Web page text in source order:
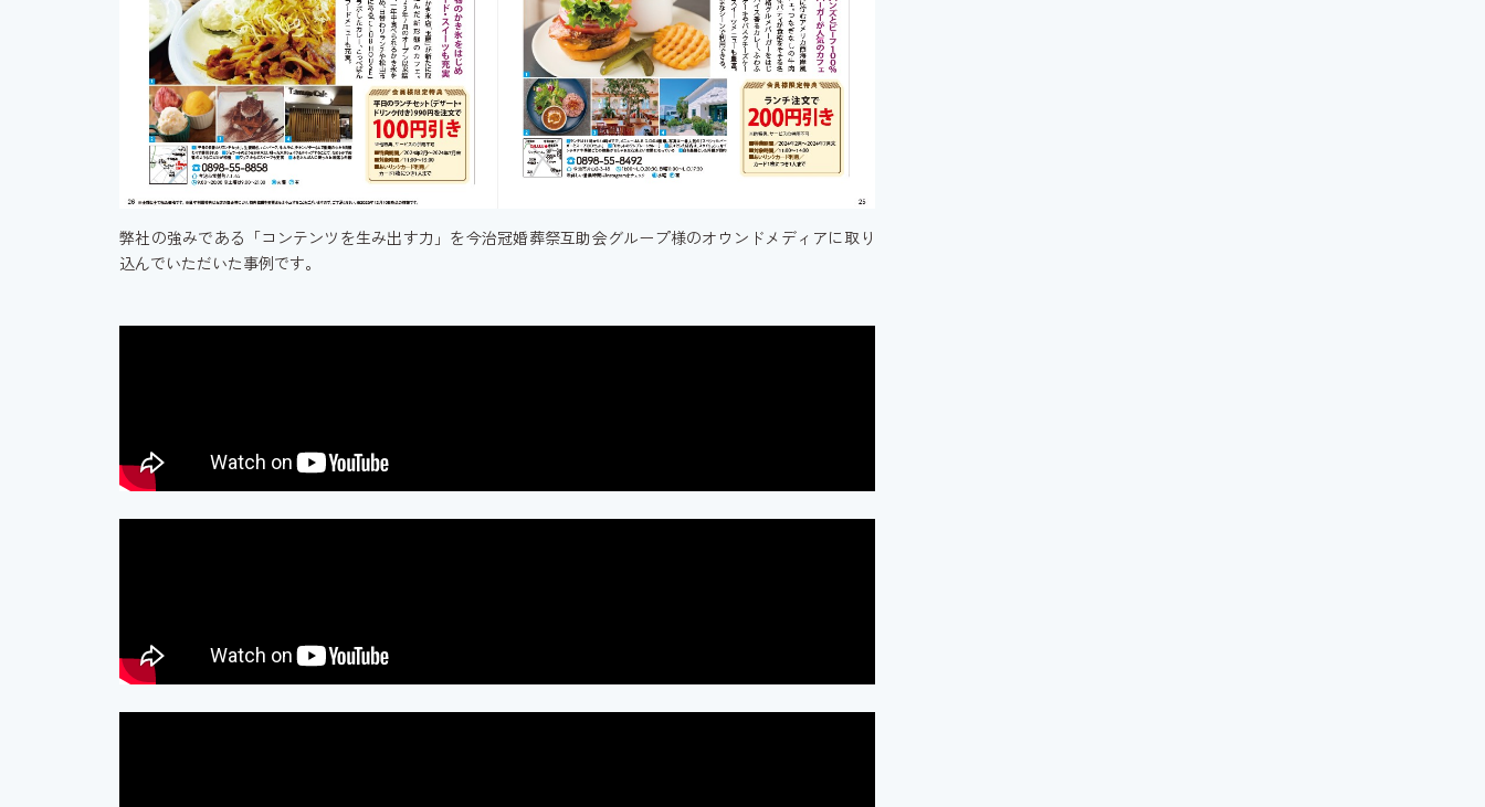
弊社の強みである「コンテンツを生み出す力」を今治冠婚葬祭互助会グループ様のオウンドメディアに取り
込んでいただいた事例です。